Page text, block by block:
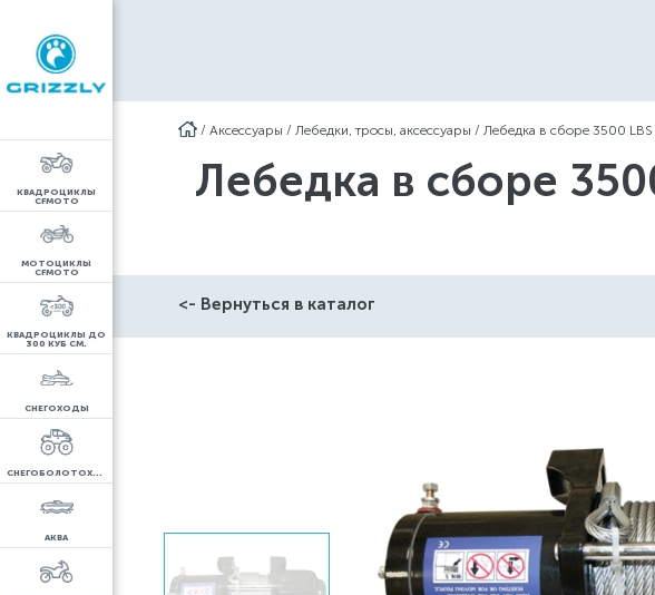
КВАДРОЦИКЛЫ
CFMOTO
МОТОЦИКЛЫ
CFMOTO
КВАДРОЦИКЛЫ ДО
300 КУБ СМ.
СНЕГОХОДЫ
СНЕГОБОЛОТОХОДЫ
АКВА
/ Аксессуары / Лебедки, тросы, аксессуары / Лебедка в сборе 3500
Лебедка в сборе
<- Вернуться в каталог